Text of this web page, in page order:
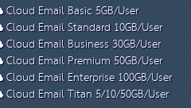
Cloud Email Basic 5GB/User
Cloud Email Standard 10GB/User
Cloud Email Business 30GB/User
Cloud Email Premium 50GB/User
Cloud Email Enterprise 100GB/User
Cloud Email Titan 5/10/50GB/User